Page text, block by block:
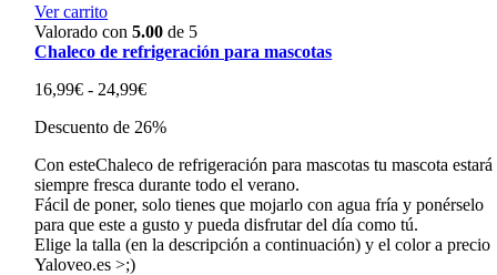
Ver carrito
Valorado con5.00 de 5
Chaleco de refrigeración para mascotas
16,99€ - 24,99€Rango
precios:
16,99€
hasta
24,99€
Descuento de 26%
Con esteChaleco de refrigeración para mascotas tu mascota estará
siempre fresca durante todo el verano.
Fácil de poner, solo tienes que mojarlo con agua fría y ponérselo
para que este a gusto y pueda disfrutar del día como tú.
Elige la talla (en la descripción a continuación) y el color a precio
Yaloveo.es >;)